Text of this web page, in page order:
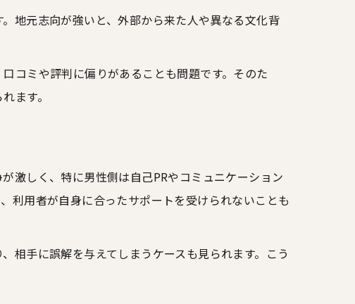
地元志向が強いと、外部から来た人や異なる文化背
コミや評判に偏りがあることも問題です。そのた
ます。
激しく、特に男性側は自己PRやコミュニケーション
利用者が自身に合ったサポートを受けられないことも
相手に誤解を与えてしまうケースも見られます。こう